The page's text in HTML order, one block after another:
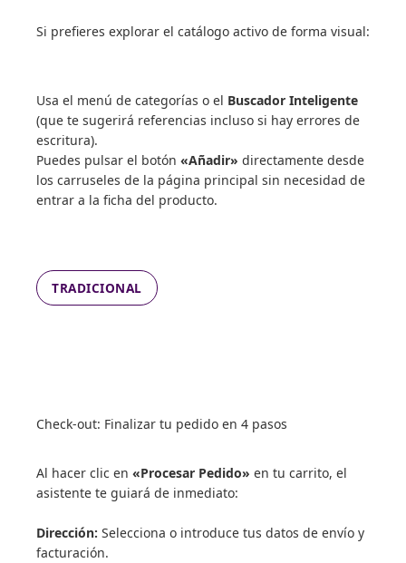
Si prefieres explorar el catálogo activo de forma visual:
Usa el menú de categorías o el Buscador Inteligente
(que te sugerirá referencias incluso si hay errores de
escritura).
Puedes pulsar el botón «Añadir» directamente desde
los carruseles de la página principal sin necesidad de
entrar a la ficha del producto.
TRADICIONAL
Check-out: Finalizar tu pedido en 4 pasos
Al hacer clic en «Procesar Pedido» en tu carrito, el
asistente te guiará de inmediato:
Dirección: Selecciona o introduce tus datos de envío y
facturación.